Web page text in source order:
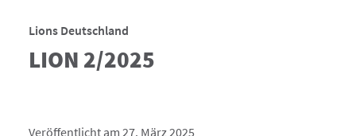
Lions Deutschland
LION 2/2025
Veröffentlicht am 27. März 2025